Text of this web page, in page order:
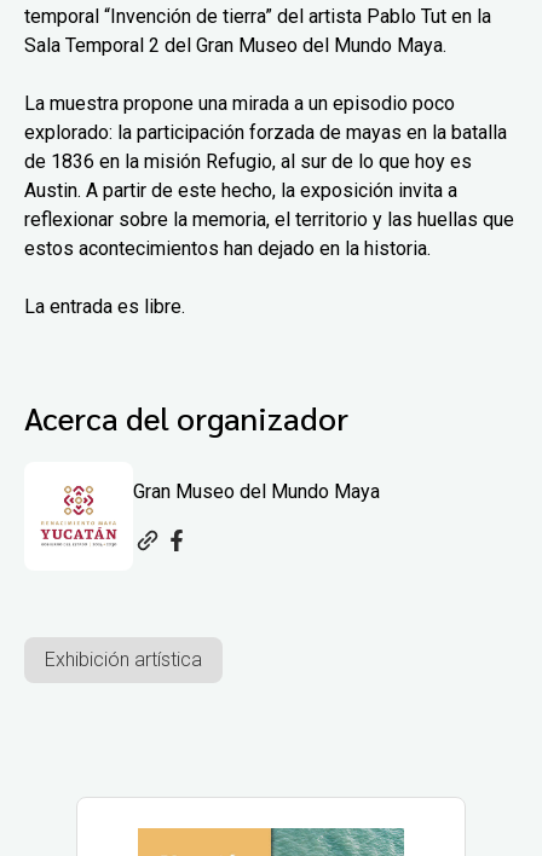
temporal “Invención de tierra” del artista Pablo Tut en la
Sala Temporal 2 del Gran Museo del Mundo Maya.
La muestra propone una mirada a un episodio poco
explorado: la participación forzada de mayas en la batalla
de 1836 en la misión Refugio, al sur de lo que hoy es
Austin. A partir de este hecho, la exposición invita a
reflexionar sobre la memoria, el territorio y las huellas que
estos acontecimientos han dejado en la historia.
La entrada es libre.
Acerca del organizador
Gran Museo del Mundo Maya
Exhibición artística